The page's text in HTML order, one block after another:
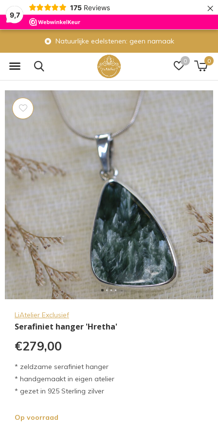
9,7
175 Reviews ×
0 0
Natuurlijke edelstenen: geen namaak
LiAtelier Exclusief
Serafiniet hanger 'Hretha'
€279,00
* zeldzame serafiniet hanger
* handgemaakt in eigen atelier
* gezet in 925 Sterling zilver
Op voorraad